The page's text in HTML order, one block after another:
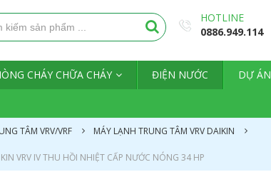
HOTLINE
0886.949.114
CHÁY CHỮA CHÁY ĐIỆN NƯỚC DỰ ÁN
TÂM VRV/VRF MÁY LẠNH TRUNG TÂM VRV DAIKIN
VRV IV THU HỒI NHIỆT CẤP NƯỚC NÓNG 34 HP